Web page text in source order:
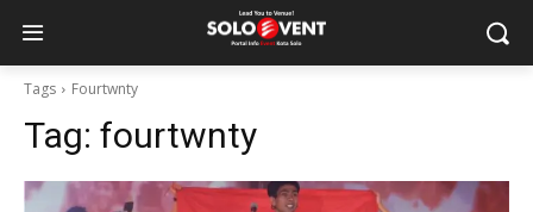
Tags Fourtwnty
Tag: fourtwnty